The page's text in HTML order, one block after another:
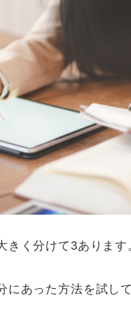
く分けて3あります
あった方法を試し